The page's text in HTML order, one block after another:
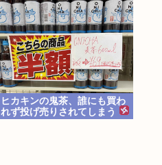
ヒカキンの鬼茶、誰にも買わ
れず投げ売りされてしまう